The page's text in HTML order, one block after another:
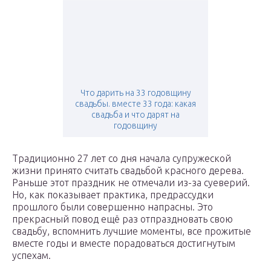
Что дарить на 33 годовщину
свадьбы. вместе 33 года: какая
свадьба и что дарят на
годовщину
Традиционно 27 лет со дня начала супружеской
жизни принято считать свадьбой красного дерева.
Раньше этот праздник не отмечали из-за суеверий.
Но, как показывает практика, предрассудки
прошлого были совершенно напрасны. Это
прекрасный повод ещё раз отпраздновать свою
свадьбу, вспомнить лучшие моменты, все прожитые
вместе годы и вместе порадоваться достигнутым
успехам.